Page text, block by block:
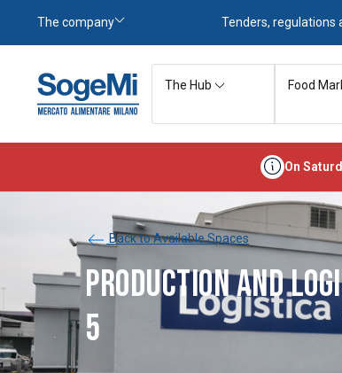
The company Tenders, regulations
The Hub Food
On
Back to Available Spaces
PRODUCTION AND
5